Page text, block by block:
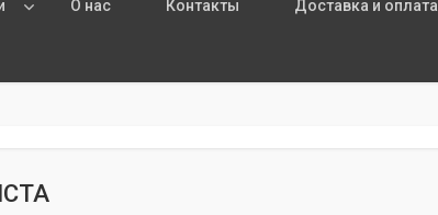
О нас Контакты Доставка и оплата